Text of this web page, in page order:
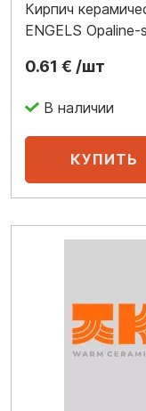
Кирпич
ENGELS
0.61 € /шт